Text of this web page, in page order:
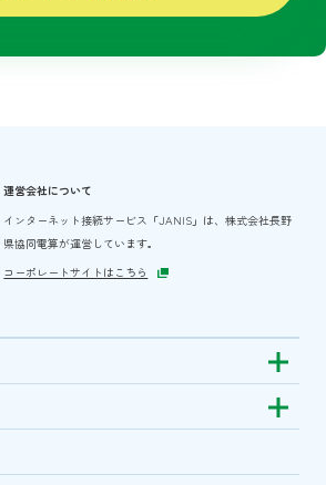
運営会社について
インターネット接続サービス「JANIS」は、株式会社長野
県協同電算が運営しています。
コーポレートサイトはこちら
Show
Show